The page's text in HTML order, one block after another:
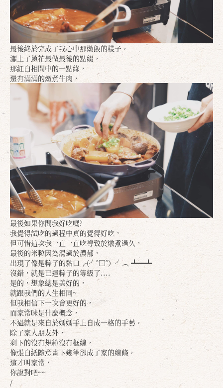
最後終於完成了我心中那燉飯的樣子，
灑上了蔥花最做最後的點綴，
那紅白相間中的一點綠，
還有滿滿的燉煮牛肉，
最後如果你問我好吃嗎?
我覺得試吃的過程中真的覺得好吃，
但可惜這次我一直一直吃導致於燉煮過久，
最後的米粒因為湯過於濃郁，
出現了像是粽子的黏口╭(╯°□°）╯︵ ┻━┻
沒錯，就是已達粽子的等級了....
是的，想象總是美好的，
就跟我們的人生相同~
但我相信下一次會更好的，
而家常味是什麼概念，
不過就是來自於媽媽手上自成一格的手藝，
除了家人朋友外，
剩下的沒有規範沒有框線，
像張白紙隨意畫下幾筆卻成了家的線條，
這才叫家常，
你說對吧~~
/